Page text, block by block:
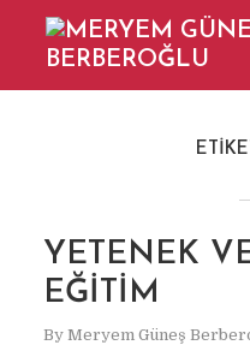
YETENEK
EĞİTİM
By Meryem Güneş